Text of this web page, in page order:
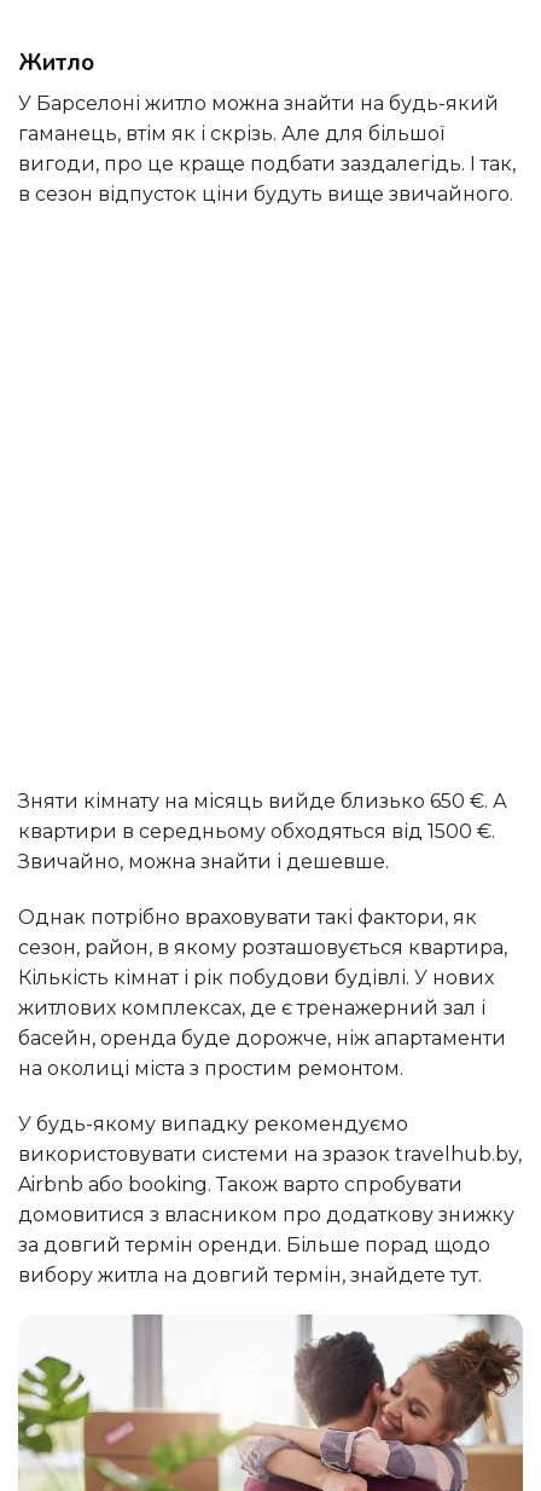
Житло
У Барселоні житло можна знайти на будь-який
гаманець, втім як і скрізь. Але для більшої
вигоди, про це краще подбати заздалегідь. І так,
в сезон відпусток ціни будуть вище звичайного.
Зняти кімнату на місяць вийде близько 650 €. А
квартири в середньому обходяться від 1500 €.
Звичайно, можна знайти і дешевше.
Однак потрібно враховувати такі фактори, як
сезон, район, в якому розташовується квартира,
Кількість кімнат і рік побудови будівлі. У нових
житлових комплексах, де є тренажерний зал і
басейн, оренда буде дорожче, ніж апартаменти
на околиці міста з простим ремонтом.
У будь-якому випадку рекомендуємо
використовувати системи на зразок travelhub.by,
Airbnb або booking. Також варто спробувати
домовитися з власником про додаткову знижку
за довгий термін оренди. Більше порад щодо
вибору житла на довгий термін, знайдете тут.